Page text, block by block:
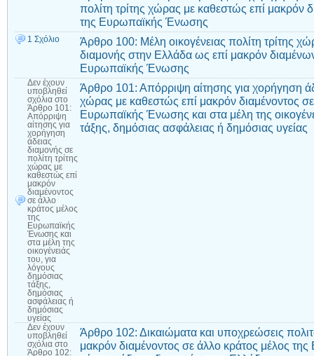
πολίτη τρίτης χώρας με καθεστώς επί μακρόν
της Ευρωπαϊκής Ένωσης
1 Σχόλιο
Άρθρο 100: Μέλη οικογένειας πολίτη τρίτης
διαμονής στην Ελλάδα ως επί μακρόν
Ευρωπαϊκής Ένωσης
Δεν έχουν
υποβληθεί
σχόλια στο
Άρθρο 101:
Απόρριψη
αίτησης για
χορήγηση
άδειας
διαμονής σε
πολίτη τρίτης
χώρας με
καθεστώς επί
μακρόν
διαμένοντος
σε άλλο
κράτος μέλος
της
Ευρωπαϊκής
Ένωσης και
στα μέλη της
οικογένειάς
του, για
λόγους
δημόσιας
τάξης,
δημόσιας
ασφάλειας ή
δημόσιας
υγείας
Άρθρο 101: Απόρριψη αίτησης για χορήγηση
χώρας με καθεστώς επί μακρόν διαμένοντος
Ευρωπαϊκής Ένωσης και στα μέλη της
τάξης, δημόσιας ασφάλειας ή δημόσιας υγείας
Δεν έχουν
υποβληθεί
σχόλια στο
Άρθρο 102:
Άρθρο 102: Δικαιώματα και υποχρεώσεις
μακρόν διαμένοντος σε άλλο κράτος μέλος